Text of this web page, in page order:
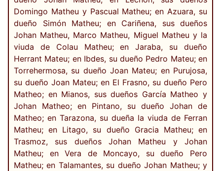
Domingo Matheu y Pascual Matheu; en Azuara, su
dueño Simón Matheu; en Cariñena, sus dueños
Johan Matheu, Marco Matheu, Miguel Matheu y la
viuda de Colau Matheu; en Jaraba, su dueño
Herrant Mateu; en Ibdes, su dueño Pedro Mateu; en
Torrehermosa, su dueño Joan Mateu; en Purujosa,
su dueño Joan Mateu; en El Frasno, su dueño Pero
Matheo; en Mianos, sus dueños García Matheo y
Johan Matheo; en Pintano, su dueño Johan de
Matheo; en Tarazona, su dueña la viuda de Ferran
Matheu; en Litago, su dueño Gracia Matheu; en
Trasmoz, sus dueños Johan Matheu y Johan
Matheu; en Vera de Moncayo, su dueño Pero
Matheu; en Talamantes, su dueño Johan Matheu; y